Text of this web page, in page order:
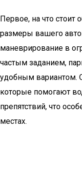
Первое, на что стоит
размеры вашего
маневрирование в
частым заданием,
удобным вариантом.
которые помогают
препятствий, что
местах.